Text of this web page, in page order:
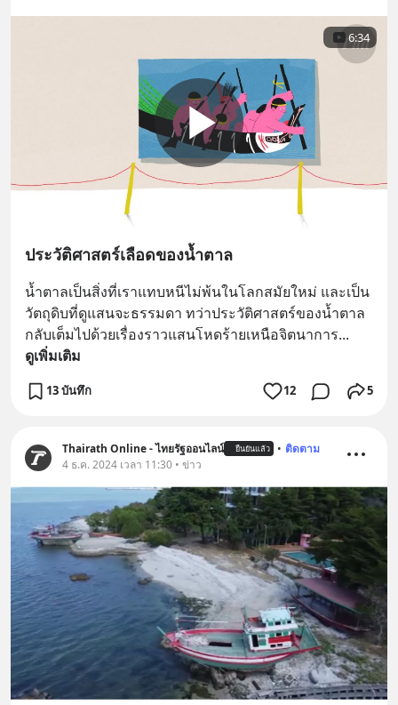
6:34
ประวัติศาสตร์เลือดของน้ำตาล
น้ำตาลเป็นสิ่งที่เราแทบหนีไม่พ้นในโลกสมัยใหม่ และเป็น
วัตถุดิบที่ดูแสนจะธรรมดา ทว่าประวัติศาสตร์ของน้ำตาล
กลับเต็มไปด้วยเรื่องราวแสนโหดร้ายเหนือจิตนาการ...
ดูเพิ่มเติม
13 บันทึก 12 5
Thairath Online - ไทยรัฐออนไลน์ ยืนยันแล้ว • ติดตาม
4 ธ.ค. 2024 เวลา 11:30 • ข่าว